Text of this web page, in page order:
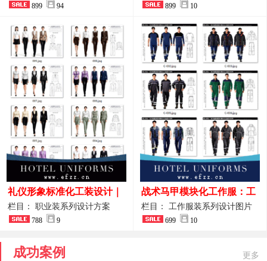
整套方案
899 94
品图 899 10
礼仪形象标准化工装设计｜
高端服务业仪态塑造专属职
业装系列
栏目： 职业装系列设计方案
788 9
战术马甲模块化工作服：工
程巡检与设备调试岗位的多
功能收纳设计
栏目： 工作服装系列设计图片
699 10
成功案例 更多